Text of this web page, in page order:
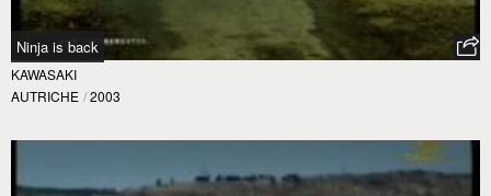
Ninja is back
KAWASAKI
AUTRICHE / 2003